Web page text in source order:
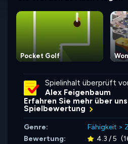
Pocket Golf
Spielinhalt überprüft
Alex Feigenbaum
Erfahren Sie mehr über
Spielbewertung
Genre: Fähigkeit >
Bewertung:
4.3 / 5